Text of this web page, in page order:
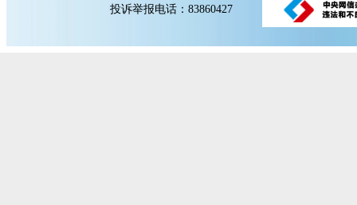
投诉举报电话：83860427